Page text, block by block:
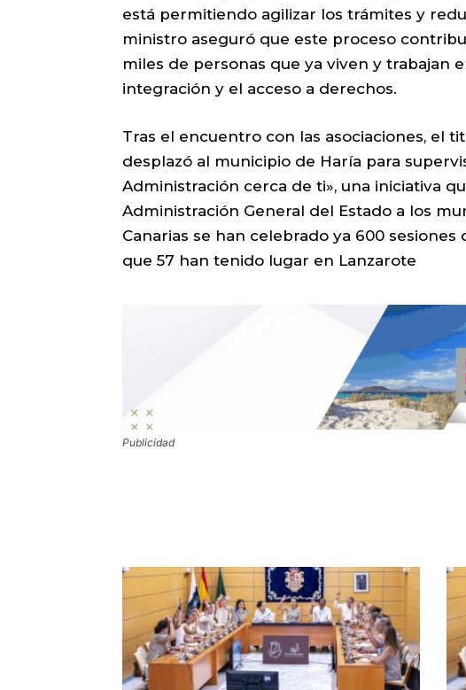
está permitiendo agilizar los trámites y
ministro aseguró que este proceso
miles de personas que ya viven y trabajan
integración y el acceso a derechos.
Tras el encuentro con las asociaciones, el
desplazó al municipio de Haría para
Administración cerca de ti», una iniciativa
Administración General del Estado a los
Canarias se han celebrado ya 600
que 57 han tenido lugar en Lanzarote
Publicidad